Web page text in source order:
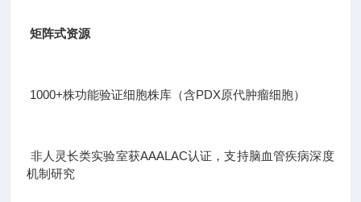
矩阵式资源
1000+株功能验证细胞株库（含PDX原代肿瘤细胞）
非人灵长类实验室获AAALAC认证，支持脑血管疾病深度
机制研究